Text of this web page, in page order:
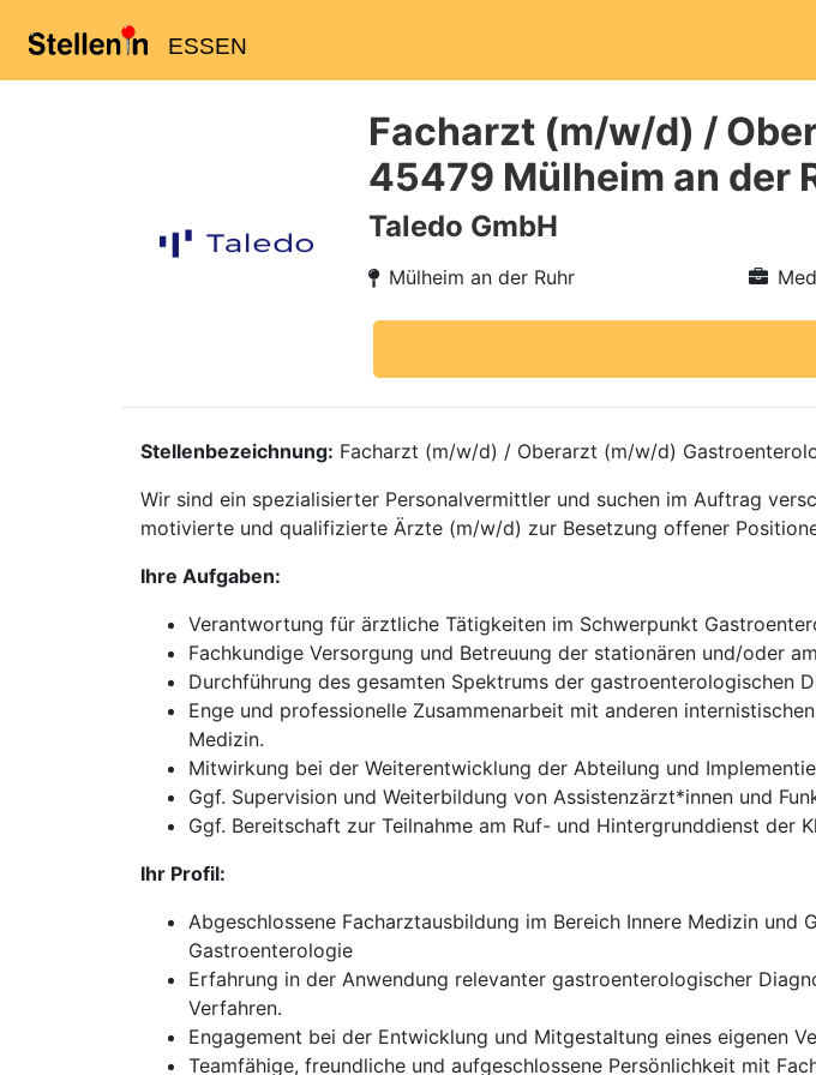
ESSEN
Facharzt (m/w/d) /
45479 Mülheim an der
Taledo GmbH
Mülheim an der Ruhr
Stellenbezeichnung: Facharzt (m/w/d) / Oberarzt (m/w/d)
Wir sind ein spezialisierter Personalvermittler und suchen im Auftrag
motivierte und qualifizierte Ärzte (m/w/d) zur Besetzung offener
Ihre Aufgaben:
Verantwortung für ärztliche Tätigkeiten im Schwerpunkt
Fachkundige Versorgung und Betreuung der stationären und/oder
Durchführung des gesamten Spektrums der gastroenterologischen
Enge und professionelle Zusammenarbeit mit anderen
Medizin.
Mitwirkung bei der Weiterentwicklung der Abteilung und
Ggf. Supervision und Weiterbildung von Assistenzärzt*innen und
Ggf. Bereitschaft zur Teilnahme am Ruf- und Hintergrunddienst der
Ihr Profil:
Abgeschlossene Facharztausbildung im Bereich Innere Medizin
Gastroenterologie
Erfahrung in der Anwendung relevanter gastroenterologischer
Verfahren.
Engagement bei der Entwicklung und Mitgestaltung eines eigenen
Teamfähige, freundliche und aufgeschlossene Persönlichkeit mit